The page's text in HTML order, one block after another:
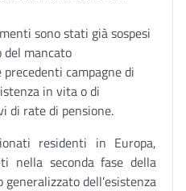
sono stati già sospesi
del mancato
campagne di
in vita o di
di rate di pensione.
residenti in Europa,
nella seconda fase della
dell’esistenza